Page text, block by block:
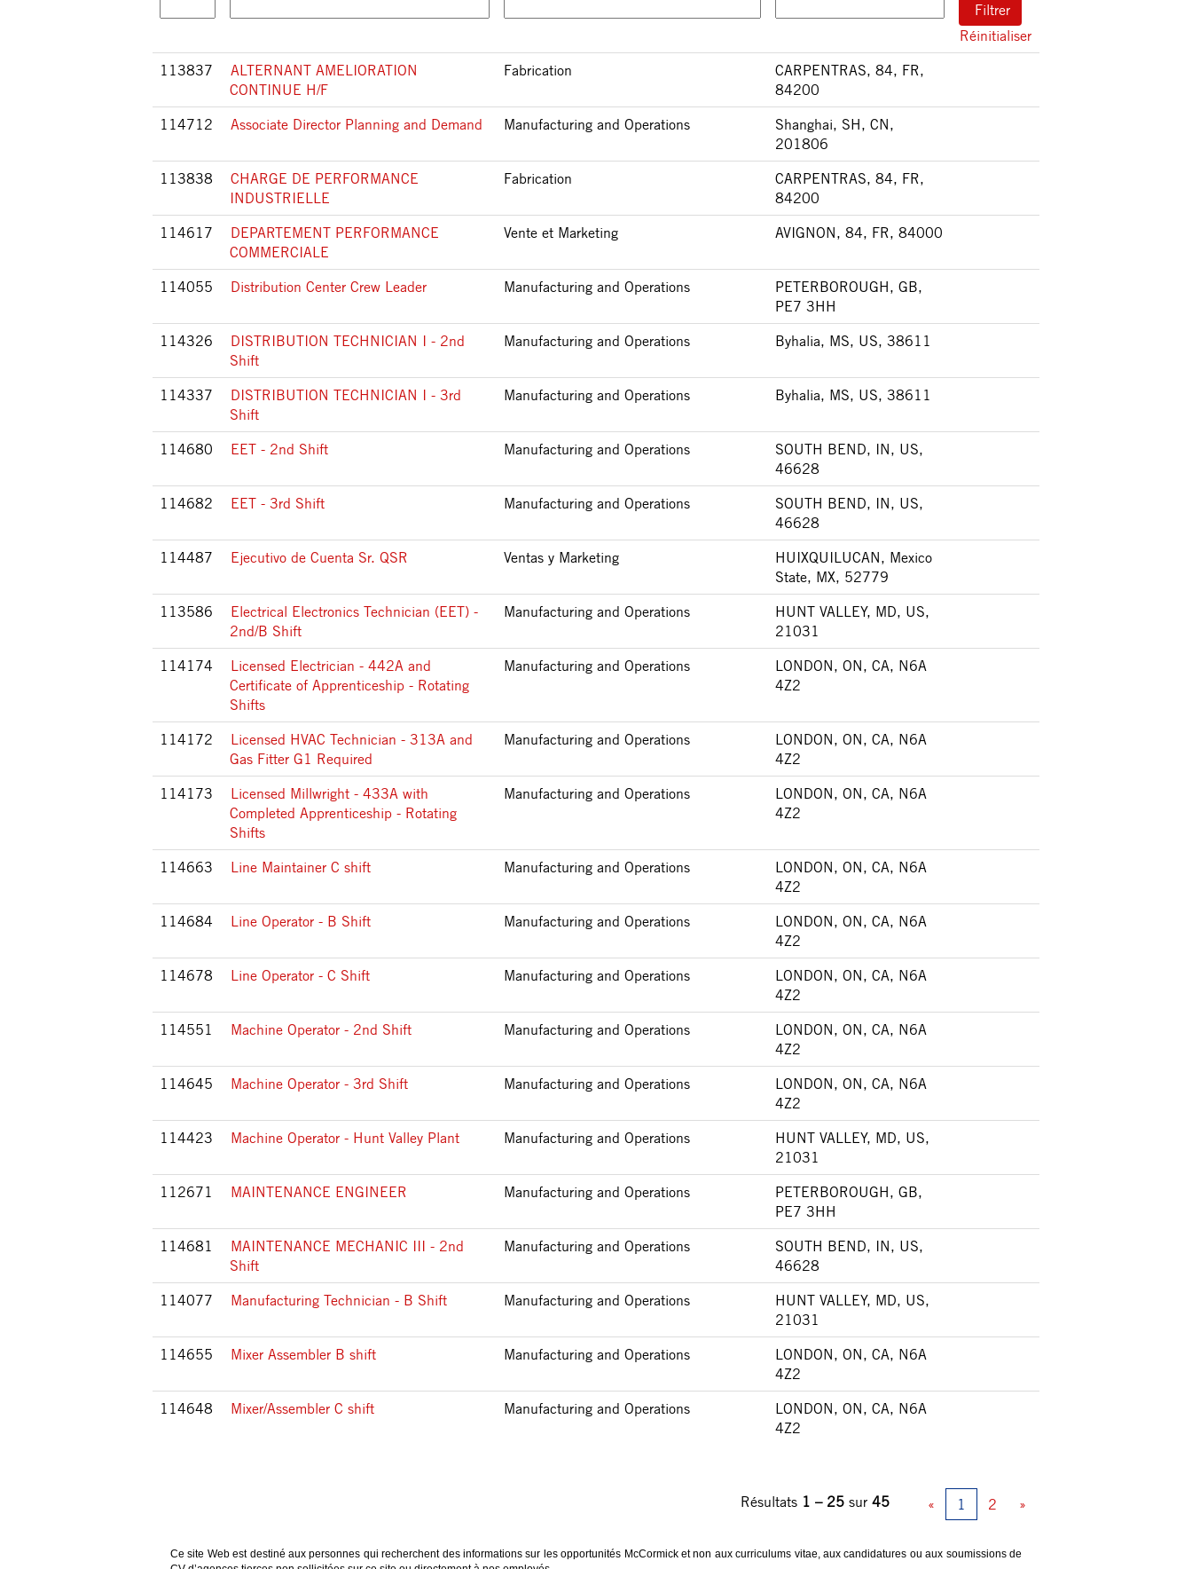
Réinitialiser
113837
ALTERNANT AMELIORATION
CONTINUE H/F
Fabrication
CARPENTRAS, 84, FR,
84200
114712
Associate Director Planning and Demand Manufacturing and Operations
Shanghai, SH, CN,
201806
113838
CHARGE DE PERFORMANCE
INDUSTRIELLE
Fabrication
CARPENTRAS, 84, FR,
84200
114617
DEPARTEMENT PERFORMANCE
COMMERCIALE
Vente et Marketing AVIGNON, 84, FR, 84000
114055 Distribution Center Crew Leader Manufacturing and Operations
PETERBOROUGH, GB,
PE7 3HH
114326
DISTRIBUTION TECHNICIAN I - 2nd
Shift
Manufacturing and Operations Byhalia, MS, US, 38611
114337
DISTRIBUTION TECHNICIAN I - 3rd
Shift
Manufacturing and Operations Byhalia, MS, US, 38611
114680 EET - 2nd Shift Manufacturing and Operations
SOUTH BEND, IN, US,
46628
114682
EET - 3rd Shift Manufacturing and Operations
SOUTH BEND, IN, US,
46628
114487
Ejecutivo de Cuenta Sr. QSR Ventas y Marketing
HUIXQUILUCAN, Mexico
State, MX, 52779
113586
Electrical Electronics Technician (EET) -
2nd/B Shift
Manufacturing and Operations
HUNT VALLEY, MD, US,
21031
114174
Licensed Electrician - 442A and
Certificate of Apprenticeship - Rotating
Shifts
Manufacturing and Operations
LONDON, ON, CA, N6A
4Z2
114172
Licensed HVAC Technician - 313A and
Gas Fitter G1 Required
Manufacturing and Operations
LONDON, ON, CA, N6A
4Z2
114173
Licensed Millwright - 433A with
Completed Apprenticeship - Rotating
Shifts
Manufacturing and Operations
LONDON, ON, CA, N6A
4Z2
114663 Line Maintainer C shift Manufacturing and Operations
LONDON, ON, CA, N6A
4Z2
114684
Line Operator - B Shift Manufacturing and Operations
LONDON, ON, CA, N6A
4Z2
114678
Line Operator - C Shift Manufacturing and Operations
LONDON, ON, CA, N6A
4Z2
114551
Machine Operator - 2nd Shift Manufacturing and Operations
LONDON, ON, CA, N6A
4Z2
114645
Machine Operator - 3rd Shift Manufacturing and Operations
LONDON, ON, CA, N6A
4Z2
114423
Machine Operator - Hunt Valley Plant Manufacturing and Operations
HUNT VALLEY, MD, US,
21031
112671
MAINTENANCE ENGINEER Manufacturing and Operations
PETERBOROUGH, GB,
PE7 3HH
114681
MAINTENANCE MECHANIC III - 2nd
Shift
Manufacturing and Operations
SOUTH BEND, IN, US,
46628
114077
Manufacturing Technician - B Shift Manufacturing and Operations
HUNT VALLEY, MD, US,
21031
114655
Mixer Assembler B shift Manufacturing and Operations
LONDON, ON, CA, N6A
4Z2
114648
Mixer/Assembler C shift Manufacturing and Operations
LONDON, ON, CA, N6A
4Z2
Résultats 1 – 25 sur 45 « 1 2 »
Ce site Web est destiné aux personnes qui recherchent des informations sur les opportunités McCormick et non aux curriculums vitae, aux candidatures ou aux soumissions de